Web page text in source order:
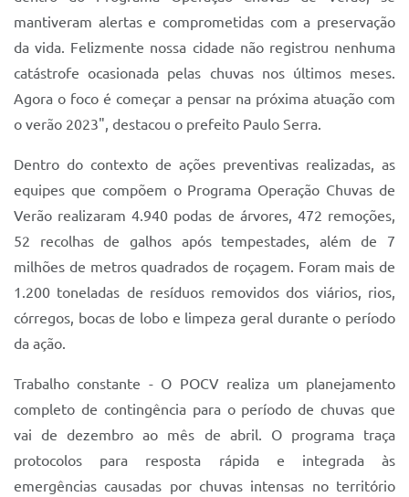
mantiveram alertas e comprometidas com a preservação
da vida. Felizmente nossa cidade não registrou nenhuma
catástrofe ocasionada pelas chuvas nos últimos meses.
Agora o foco é começar a pensar na próxima atuação com
o verão 2023", destacou o prefeito Paulo Serra.
Dentro do contexto de ações preventivas realizadas, as
equipes que compõem o Programa Operação Chuvas de
Verão realizaram 4.940 podas de árvores, 472 remoções,
52 recolhas de galhos após tempestades, além de 7
milhões de metros quadrados de roçagem. Foram mais de
1.200 toneladas de resíduos removidos dos viários, rios,
córregos, bocas de lobo e limpeza geral durante o período
da ação.
Trabalho constante - O POCV realiza um planejamento
completo de contingência para o período de chuvas que
vai de dezembro ao mês de abril. O programa traça
protocolos para resposta rápida e integrada às
emergências causadas por chuvas intensas no território